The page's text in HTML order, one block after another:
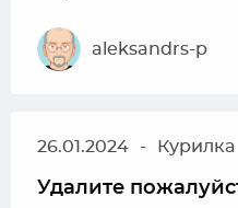
aleksandrs-p
26.01.2024 - Курилка
Удалите